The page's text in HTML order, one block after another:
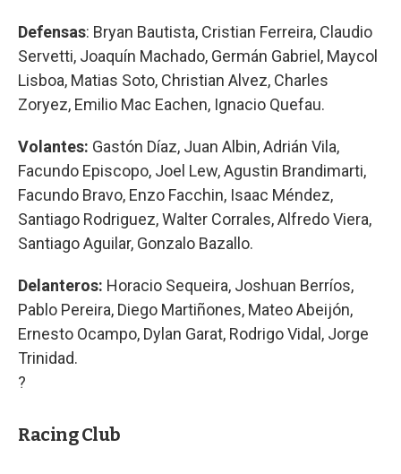
Defensas: Bryan Bautista, Cristian Ferreira, Claudio
Servetti, Joaquín Machado, Germán Gabriel, Maycol
Lisboa, Matias Soto, Christian Alvez, Charles
Zoryez, Emilio Mac Eachen, Ignacio Quefau.
Volantes: Gastón Díaz, Juan Albin, Adrián Vila,
Facundo Episcopo, Joel Lew, Agustin Brandimarti,
Facundo Bravo, Enzo Facchin, Isaac Méndez,
Santiago Rodriguez, Walter Corrales, Alfredo Viera,
Santiago Aguilar, Gonzalo Bazallo.
Delanteros: Horacio Sequeira, Joshuan Berríos,
Pablo Pereira, Diego Martiñones, Mateo Abeijón,
Ernesto Ocampo, Dylan Garat, Rodrigo Vidal, Jorge
Trinidad.
?
Racing Club